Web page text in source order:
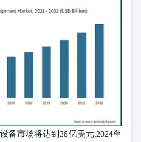
备市场将达到38亿美元,2024至